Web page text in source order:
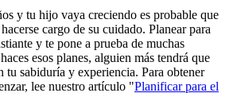
y tu hijo vaya creciendo es probable que
cargo de su cuidado. Planear para
y te pone a prueba de muchas
esos planes, alguien más tendrá que
tu sabiduría y experiencia. Para obtener
lee nuestro artículo "Planificar para el